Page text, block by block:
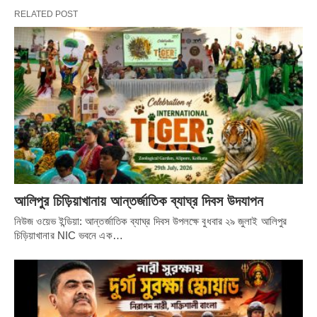
করা হবে না বলে CPM-এর তরফে আগে জানিয়ে দেওয়া হয়েছে।
Share it
RELATED POST
আলিপুর চিড়িয়াখানায় আন্তর্জাতিক ব্যাঘ্র দিবস উদযাপন
নিউজ ওয়েভ ইন্ডিয়া: আন্তর্জাতিক ব্যাঘ্র দিবস উপলক্ষে বুধবার ২৯ জুলাই আলিপুর
চিড়িয়াখানার NIC ভবনে এক…